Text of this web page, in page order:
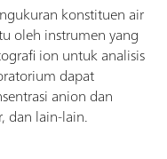
konstituen air
oleh instrumen yang
ion untuk analisis
dapat
anion dan
dan lain-lain.